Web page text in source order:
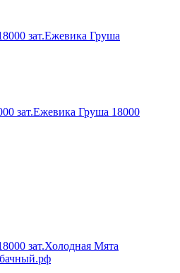
зат.Ежевика Груша 18000